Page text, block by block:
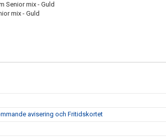
Senior mix - Guld
mix - Guld
avisering och Fritidskortet